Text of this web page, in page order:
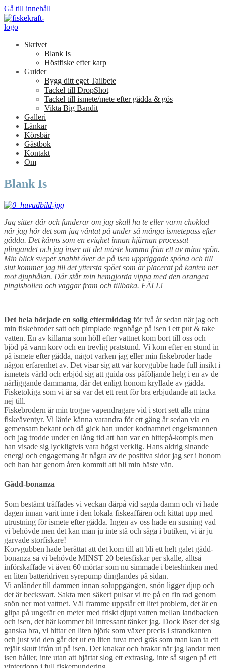
Gå till innehåll
Skrivet
Blank Is
Höstfiske efter karp
Guider
Bygg ditt eget Tailbete
Tackel till DropShot
Tackel till ismete/mete efter gädda & gös
Vikta Big Bandit
Galleri
Länkar
Körsbär
Gästbok
Kontakt
Om
Blank Is
Jag sitter där och funderar om jag skall ha te eller varm choklad
när jag hör det som jag väntat på under så många ismetepass efter
gädda. Det känns som en evighet innan hjärnan processat
plingandet och jag inser att det måste komma från ett av mina spön.
Min blick sveper snabbt över de på isen uppriggade spöna och till
slut kommer jag till det yttersta spöet som är placerat på kanten ner
mot djuphålan. Där står min hemgjorda vippa med den orangea
pingisbollen och vaggar fram och tillbaka. FÄLL!
Det hela började en solig eftermiddag för två år sedan när jag och
min fiskebroder satt och pimplade regnbåge på isen i ett put & take
vatten. En av killarna som höll efter vattnet kom bort till oss och
bjöd på varm korv och en trevlig pratstund. Vi kom efter en stund in
på ismete efter gädda, något varken jag eller min fiskebroder hade
någon erfarenhet av. Det visar sig att vår korvgubbe hade full insikt i
ismetets värld och erbjöd sig att guida oss påföljande helg i en av de
närliggande dammarna, där det enligt honom kryllade av gädda.
Fisketokiga som vi är så var det ett rent för bra erbjudande att tacka
nej till.
Fiskebrodern är min trogne vapendragare vid i stort sett alla mina
fiskeäventyr. Vi lärde känna varandra för ett gäng år sedan via en
gemensam bekant och då gick han under kodnamnet engelsmannen
och jag trodde under en lång tid att han var en hittepå-kompis men
han visade sig lyckligtvis vara högst verklig. Hans aldrig sinande
energi och engagemang är några av de positiva sidor jag ser i honom
och han har genom åren kommit att bli min bäste vän.
Gädd-bonanza
Som bestämt träffades vi veckan därpå vid sagda damm och vi hade
dagen innan varit inne i den lokala fiskeaffären och kittat upp med
utrustning för ismete efter gädda. Ingen av oss hade en susning vad
vi behövde men det kan man ju inte stå och säga i butiken, vi är ju
garvade storfiskare!
Korvgubben hade berättat att det kom till att bli ett helt galet gädd-
bonanza så vi behövde MINST 20 betesfiskar per skalle, alltså
införskaffade vi även 60 mörtar som nu simmade i beteshinken med
en liten batteridriven syrepump dinglandes på sidan.
Vi anländer till dammen innan soluppgången, snön ligger djup och
det är becksvart. Sakta men säkert pulsar vi tre på en fin rad genom
snön ner mot vattnet. Väl framme uppstår ett litet problem, det är en
glipa på ungefär en meter med friskt djupt vatten mellan landbacken
och isen, det här kommer bli intressant tänker jag. Dock löser det sig
ganska bra, vi hittar en liten björk som växer precis i strandkanten
och just vid den går det ut en liten tuva med gräs som man kan ta ett
rejält skutt ifrån ut på isen. Det knakar och brakar när jag landar men
isen håller, inte utan att hjärtat slog ett extraslag, inte så sugen på ett